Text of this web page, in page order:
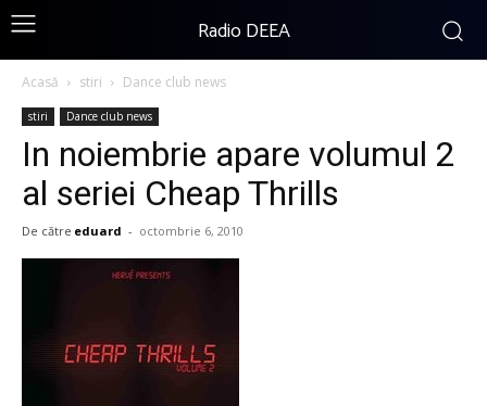
Radio DEEA
Acasă stiri Dance club news
stiri Dance club news
In noiembrie apare volumul 2
al seriei Cheap Thrills
De către eduard - octombrie 6, 2010